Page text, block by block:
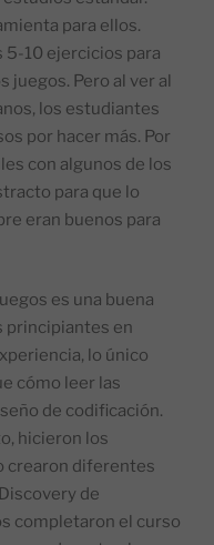
para ellos.
5-10 ejercicios para
juegos. Pero al ver al
los estudiantes
por hacer más. Por
con algunos de los
para que lo
eran buenos para
es una buena
principiantes en
lo único
cómo leer las
de codificación.
hicieron los
crearon diferentes
de
completaron el curso